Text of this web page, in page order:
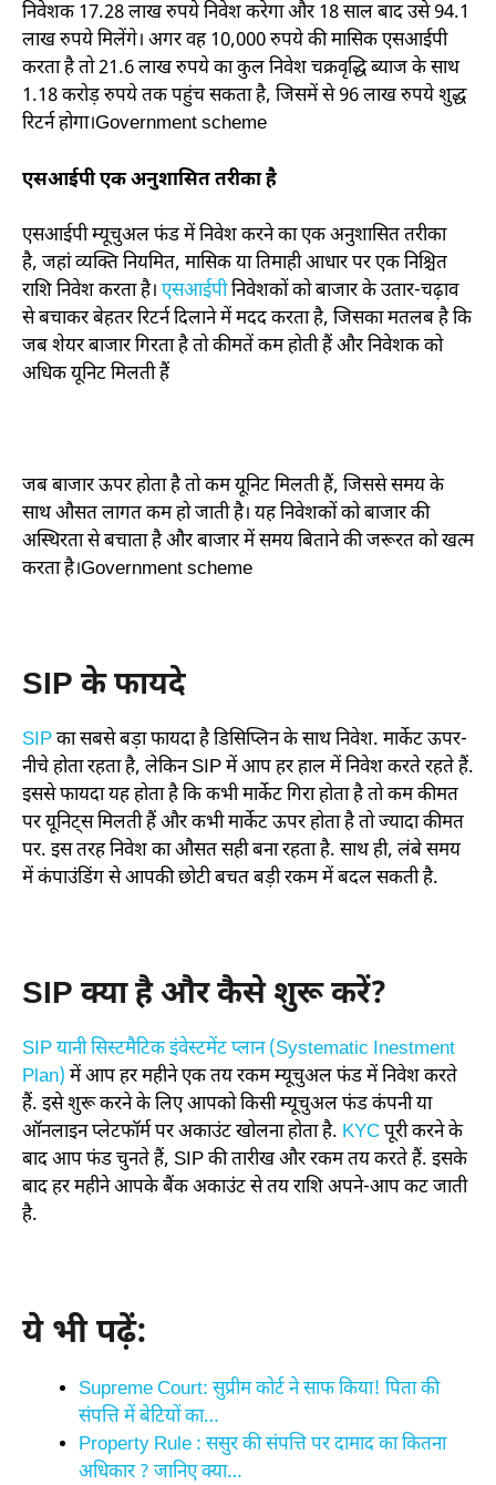
निवेशक 17.28 लाख रुपये निवेश करेगा और 18 साल बाद उसे 94.1
लाख रुपये मिलेंगे। अगर वह 10,000 रुपये की मासिक एसआईपी
करता है तो 21.6 लाख रुपये का कुल निवेश चक्रवृद्धि ब्याज के साथ
1.18 करोड़ रुपये तक पहुंच सकता है, जिसमें से 96 लाख रुपये शुद्ध
रिटर्न होगा।Government scheme
एसआईपी एक अनुशासित तरीका है
एसआईपी म्यूचुअल फंड में निवेश करने का एक अनुशासित तरीका
है, जहां व्यक्ति नियमित, मासिक या तिमाही आधार पर एक निश्चित
राशि निवेश करता है। एसआईपीनिवेशकों को बाजार के उतार-चढ़ाव
से बचाकर बेहतर रिटर्न दिलाने में मदद करता है, जिसका मतलब है कि
जब शेयर बाजार गिरता है तो कीमतें कम होती हैं और निवेशक को
अधिक यूनिट मिलती हैं
जब बाजार ऊपर होता है तो कम यूनिट मिलती हैं, जिससे समय के
साथ औसत लागत कम हो जाती है। यह निवेशकों को बाजार की
अस्थिरता से बचाता है और बाजार में समय बिताने की जरूरत को खत्म
करता है।Government scheme
SIP के फायदे
SIPका सबसे बड़ा फायदा है डिसिप्लिन के साथ निवेश. मार्केट ऊपर-
नीचे होता रहता है, लेकिन SIP में आप हर हाल में निवेश करते रहते हैं.
इससे फायदा यह होता है कि कभी मार्केट गिरा होता है तो कम कीमत
पर यूनिट्स मिलती हैं और कभी मार्केट ऊपर होता है तो ज्यादा कीमत
पर. इस तरह निवेश का औसत सही बना रहता है. साथ ही, लंबे समय
में कंपाउंडिंग से आपकी छोटी बचत बड़ी रकम में बदल सकती है.
SIP क्या है और कैसे शुरू करें?
SIP यानी सिस्टमैटिक इंवेस्टमेंट प्लान (Systematic Inestment
Plan) में आप हर महीने एक तय रकम म्यूचुअल फंड में निवेश करते
हैं. इसे शुरू करने के लिए आपको किसी म्यूचुअल फंड कंपनी या
ऑनलाइन प्लेटफॉर्म पर अकाउंट खोलना होता है. KYCपूरी करने के
बाद आप फंड चुनते हैं, SIP की तारीख और रकम तय करते हैं. इसके
बाद हर महीने आपके बैंक अकाउंट से तय राशि अपने-आप कट जाती
है.
ये भी पढ़ें:
Supreme Court: सुप्रीम कोर्ट ने साफ किया! पिता की
संपत्ति में बेटियों का…
Property Rule : ससुर की संपत्ति पर दामाद का कितना
अधिकार ? जानिए क्या…